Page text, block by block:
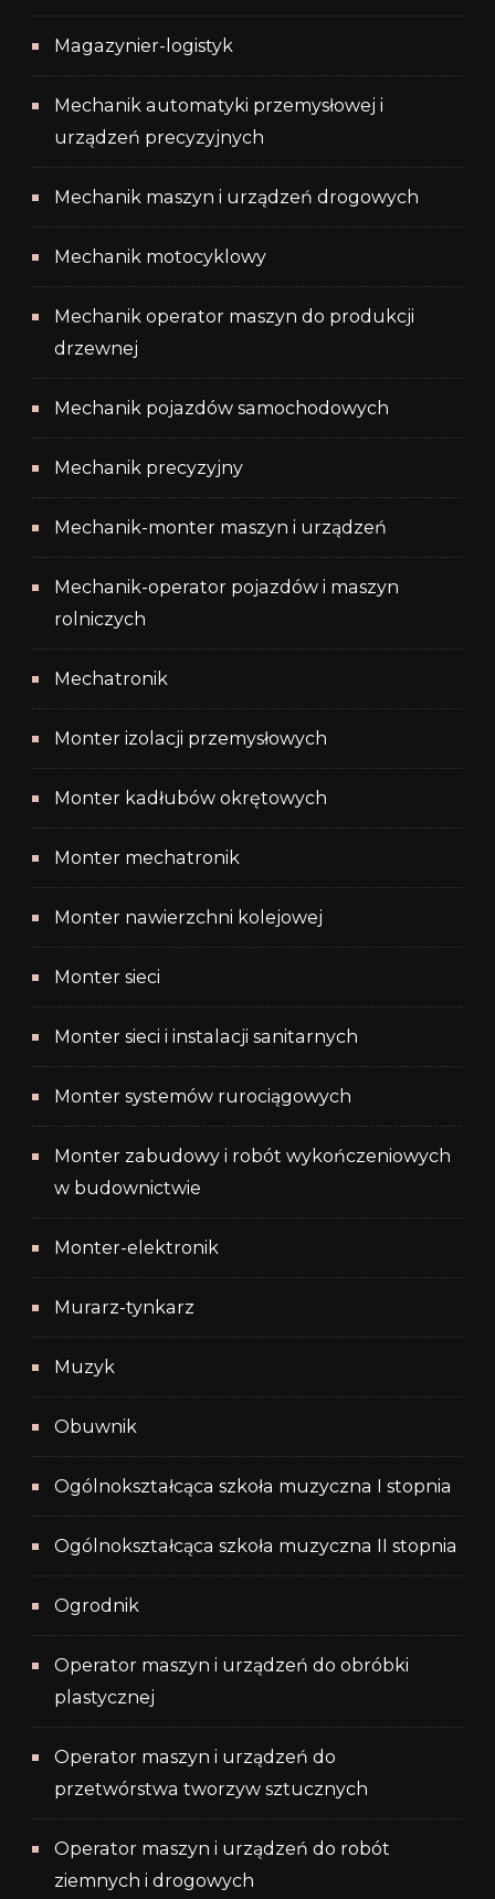
Magazynier-logistyk
Mechanik automatyki przemysłowej i
urządzeń precyzyjnych
Mechanik maszyn i urządzeń drogowych
Mechanik motocyklowy
Mechanik operator maszyn do produkcji
drzewnej
Mechanik pojazdów samochodowych
Mechanik precyzyjny
Mechanik-monter maszyn i urządzeń
Mechanik-operator pojazdów i maszyn
rolniczych
Mechatronik
Monter izolacji przemysłowych
Monter kadłubów okrętowych
Monter mechatronik
Monter nawierzchni kolejowej
Monter sieci
Monter sieci i instalacji sanitarnych
Monter systemów rurociągowych
Monter zabudowy i robót wykończeniowych
w budownictwie
Monter-elektronik
Murarz-tynkarz
Muzyk
Obuwnik
Ogólnokształcąca szkoła muzyczna I stopnia
Ogólnokształcąca szkoła muzyczna II stopnia
Ogrodnik
Operator maszyn i urządzeń do obróbki
plastycznej
Operator maszyn i urządzeń do
przetwórstwa tworzyw sztucznych
Operator maszyn i urządzeń do robót
ziemnych i drogowych